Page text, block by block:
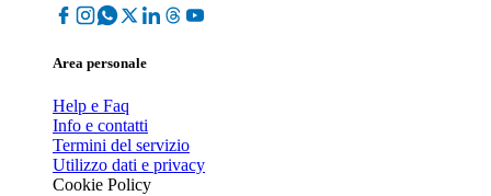
Area personale
Help e Faq
Info e contatti
Termini del servizio
Utilizzo dati e privacy
Cookie Policy